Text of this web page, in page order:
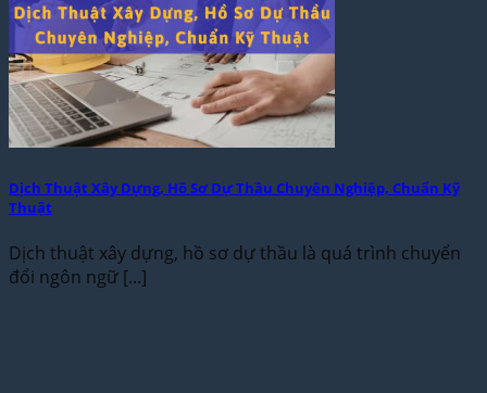
Dịch Thuật Xây Dựng, Hồ Sơ Dự Thầu Chuyên Nghiệp, Chuẩn Kỹ
Thuật
Dịch thuật xây dựng, hồ sơ dự thầu là quá trình chuyển
đổi ngôn ngữ [...]